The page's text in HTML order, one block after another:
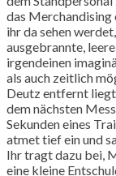
das Merchandising
ihr da sehen
ausgebrannte,
irgendeinen
als auch zeitlich
Deutz entfernt
dem nächsten
Sekunden eines
atmet tief ein und
Ihr tragt dazu bei,
eine kleine